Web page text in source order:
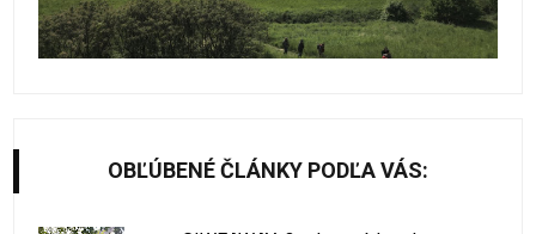
OBĽÚBENÉ ČLÁNKY PODĽA VÁS: